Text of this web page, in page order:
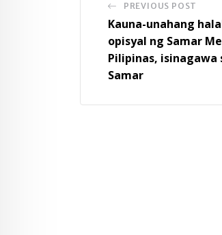
PREVIOUS POST
Kauna-unahang
opisyal ng Samar
Pilipinas, isinagawa
Samar